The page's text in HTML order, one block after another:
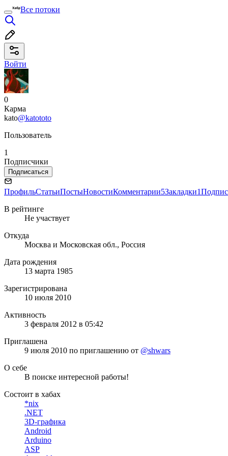
Все потоки
Войти
0
Карма
kato@katototo
Пользователь
1
Подписчики
Подписаться
ПрофильСтатьиПостыНовостиКомментарии5Закладки1
В рейтинге
Не участвует
Откуда
Москва и Московская обл., Россия
Дата рождения
13 марта 1985
Зарегистрирована
10 июля 2010
Активность
3 февраля 2012 в 05:42
Приглашена
9 июля 2010 по приглашению от @shwars
О себе
В поиске интересной работы!
Состоит в хабах
*nix
.NET
3D-графика
Android
Arduino
ASP